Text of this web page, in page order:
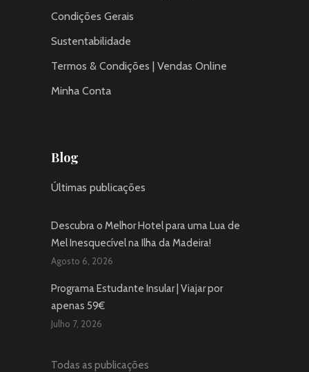
Condições Gerais
Sustentabilidade
Termos & Condições | Vendas Online
Minha Conta
Blog
Últimas publicações
Descubra o Melhor Hotel para uma Lua de
Mel Inesquecível na Ilha da Madeira!
Agosto 6, 2026
Programa Estudante Insular | Viajar por
apenas 59€
Julho 7, 2026
Todas as publicações